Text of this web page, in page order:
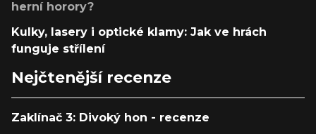
herní horory?
Kulky, lasery i optické klamy: Jak ve hrách
funguje střílení
Nejčtenější recenze
Zaklínač 3: Divoký hon - recenze